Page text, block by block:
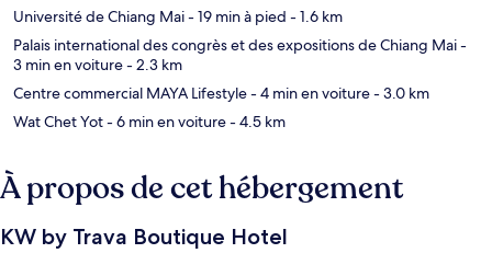
Université de Chiang Mai- 19 min à pied - 1.6 km
Palais international des congrès et des expositions de Chiang Mai-
3 min en voiture- 2.3 km
Centre commercial MAYA Lifestyle- 4 min en voiture- 3.0 km
Wat Chet Yot- 6 min en voiture- 4.5 km
À propos de cet hébergement
KW by Trava Boutique Hotel